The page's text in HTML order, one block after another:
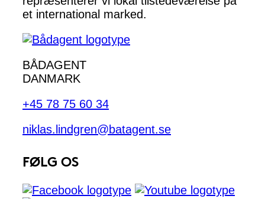
et international marked.
BÅDAGENT
DANMARK
+45 78 75 60 34
niklas.lindgren@batagent.se
FØLG OS